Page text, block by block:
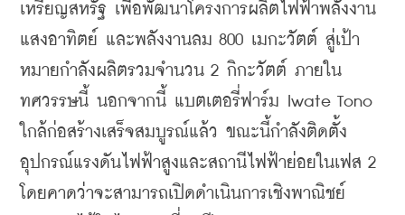
เหรียญสหรัฐ เพื่อพัฒนาโครงการผลิตไฟฟ้าพลังงาน
แสงอาทิตย์ และพลังงานลม 800 เมกะวัตต์ สู่เป้า
หมายกำลังผลิตรวมจำนวน 2 กิกะวัตต์ ภายใน
ทศวรรษนี้ นอกจากนี้ แบตเตอรี่ฟาร์ม Iwate Tono
ใกล้ก่อสร้างเสร็จสมบูรณ์แล้ว ขณะนี้กำลังติดตั้ง
อุปกรณ์แรงดันไฟฟ้าสูงและสถานีไฟฟ้าย่อยในเฟส 2
โดยคาดว่าจะสามารถเปิดดำเนินการเชิงพาณิชย์